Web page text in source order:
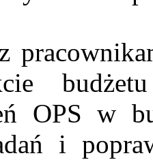
OPS w
i